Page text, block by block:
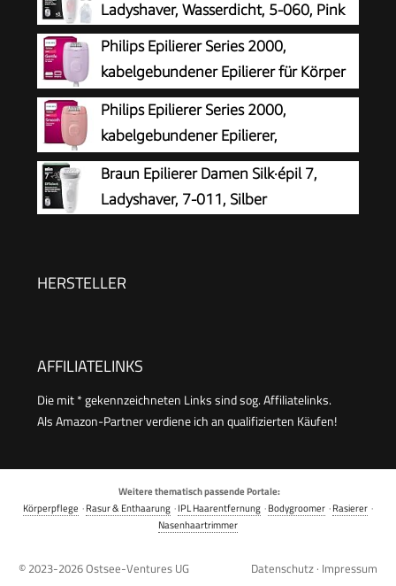
Ladyshaver, Wasserdicht, 5-060, Pink
Philips Epilierer Series 2000,
kabelgebundener Epilierer für Körper
und empfindliche Bereiche, epilieren
und rasieren, Haarentferner für Damen, Modell
BRE237/00
Philips Epilierer Series 2000,
kabelgebundener Epilierer,
Haarentfernungsgerät, Modell
BRE229/00, Schwarz
Braun Epilierer Damen Silk·épil 7,
Ladyshaver, 7-011, Silber
HERSTELLER
AFFILIATELINKS
Die mit * gekennzeichneten Links sind sog. Affiliatelinks.
Als Amazon-Partner verdiene ich an qualifizierten Käufen!
Weitere thematisch passende Portale:
Körperpflege ·Rasur & Enthaarung ·IPL Haarentfernung ·Bodygroomer ·Rasierer ·
Nasenhaartrimmer
© 2023-2026Ostsee-Ventures UG Datenschutz · Impressum